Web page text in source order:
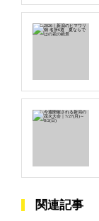
関連記事